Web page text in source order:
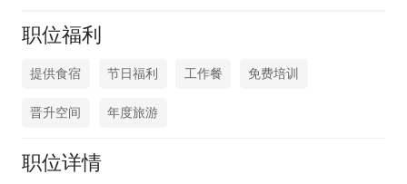
职位福利
提供食宿 节日福利 工作餐 免费培训
晋升空间 年度旅游
职位详情